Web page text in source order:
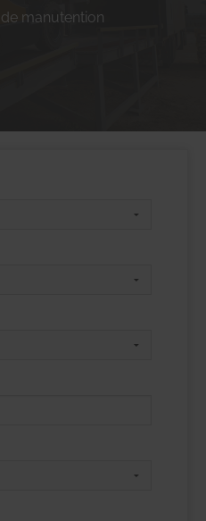
manutention